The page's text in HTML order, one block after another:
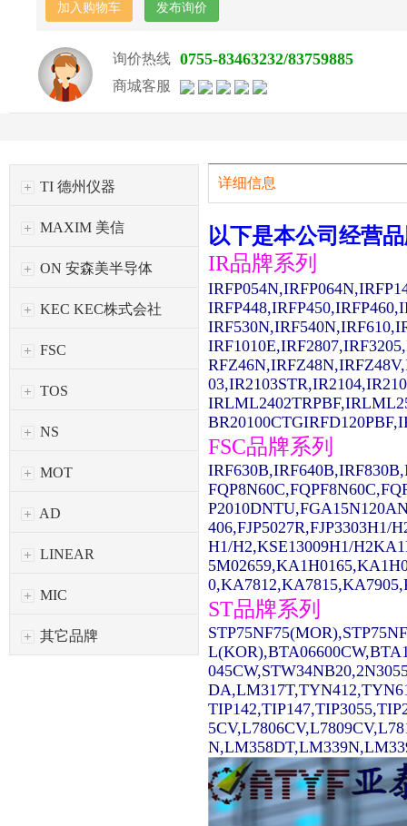
加入购物车 发布询价
询价热线 0755-83463232/83759885
商城客服
TI 德州仪器
MAXIM 美信
ON 安森美半导体
KEC KEC株式会社
FSC
TOS
NS
MOT
AD
LINEAR
MIC
其它品牌
详细信息
以下是本公司经营
IR品牌系列
FSC品牌系列
406,FJP5027R,FJP3303H1/
H1/H2,KSE13009H1/
ST品牌系列